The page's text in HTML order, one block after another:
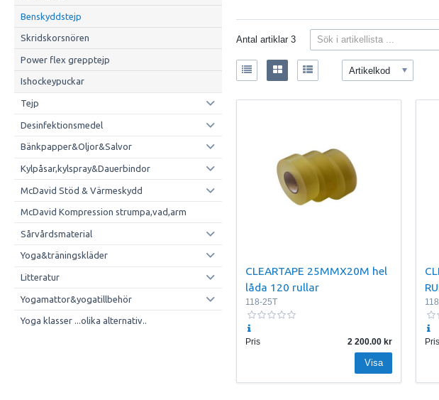
Benskyddstejp
Skridskorsnören
Power flex grepptejp
Ishockeypuckar
Tejp
Desinfektionsmedel
Bänkpapper&Oljor&Salvor
Kylpåsar,kylspray&Dauerbindor
McDavid Stöd & Värmeskydd
McDavid Kompression strumpa,vad,arm
Sårvårdsmaterial
Yoga&träningskläder
Litteratur
Yogamattor&yogatillbehör
Yoga klasser ...olika alternativ..
Antal artiklar3
Artikelkod
CLEARTAPE 25MMX20M hel
låda 120 rullar
118-25T
Pris 2 200.00
Visa
Pris